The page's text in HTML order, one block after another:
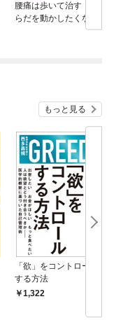
腰痛は歩いて治す か
らだを動かしたくなる
もっと見る
「欲」をコントロール
する方法
1,322